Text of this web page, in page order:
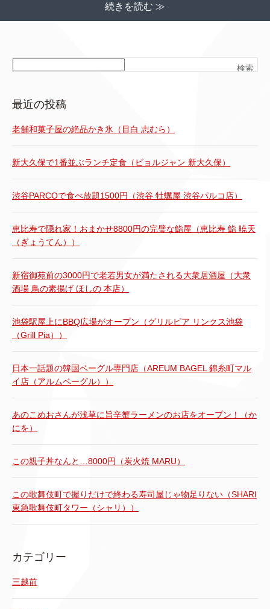
続きを読む ≫
検索
最近の投稿
老舗和菓子屋の絶品かき氷（目白 志むら）
新大久保で1番並ぶランチ定食（ビョルジャン 新大久保）
渋谷PARCOで食べ放題1500円（渋谷 牡蠣屋 渋谷パルコ店）
恵比寿で隠れ家！おまかせ8800円の完璧な鮨屋（恵比寿 鮨 暁天
（ぎょうてん））
新宿御苑前の3000円で老若男女が満たされる大衆居酒屋（大衆
酒場 鳥の素揚げ ほしの 本店）
池袋駅屋上にBBQ広場がオープン（グリルピア リンクス池袋
（Grill Pia））
日本一話題の韓国ベーグル専門店（AREUM BAGEL 錦糸町マル
イ店（アルムベーグル））
あのこめおさんが浅草に旨辛蟹ラーメンのお店をオープン！（か
にを）
この親子丼なんと…8000円（炭火焼 MARU）
この歌舞伎町で握りだけで終わる寿司屋じゃ物足りない（SHARI
東急歌舞伎町タワー（シャリ））
カテゴリー
三越前